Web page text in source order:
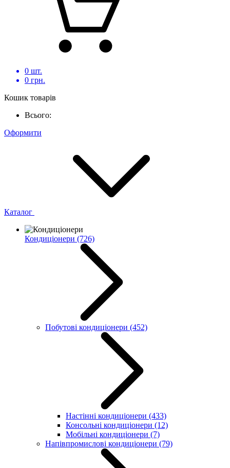
0 шт.
0 грн.
Кошик товарів
Всього:
Оформити
Каталог
Кондиціонери (726)
Побутові кондиціонери (452)
Настінні кондиціонери (433)
Консольні кондиціонери (12)
Мобільні кондиціонери (7)
Напівпромислові кондиціонери (79)